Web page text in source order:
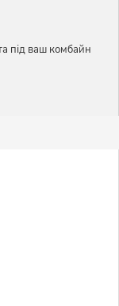
під ваш комбайн